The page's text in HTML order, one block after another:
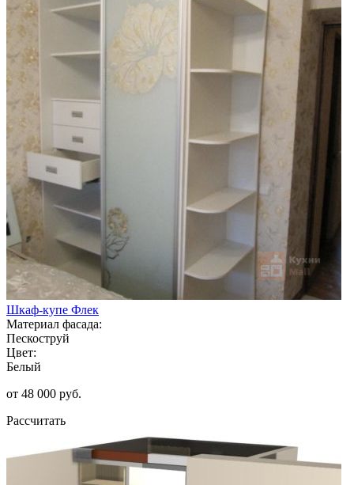
Шкаф-купе Флек
Материал фасада:
Пескоструй
Цвет:
Белый
от 48 000 руб.
Рассчитать